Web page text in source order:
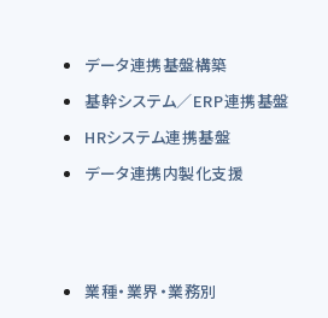
データ連携基盤構築
基幹システム／ERP連携基盤
HRシステム連携基盤
データ連携内製化支援
業種・業界・業務別